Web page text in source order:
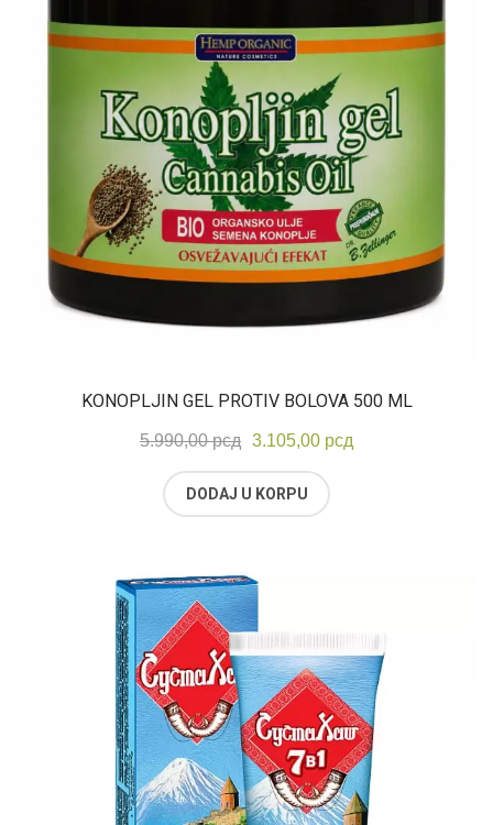
KONOPLJIN GEL PROTIV BOLOVA 500 ML
5.990,00рсд Originalna
cena
je
bila:
3.105,00 рсд
DODAJ U KORPU